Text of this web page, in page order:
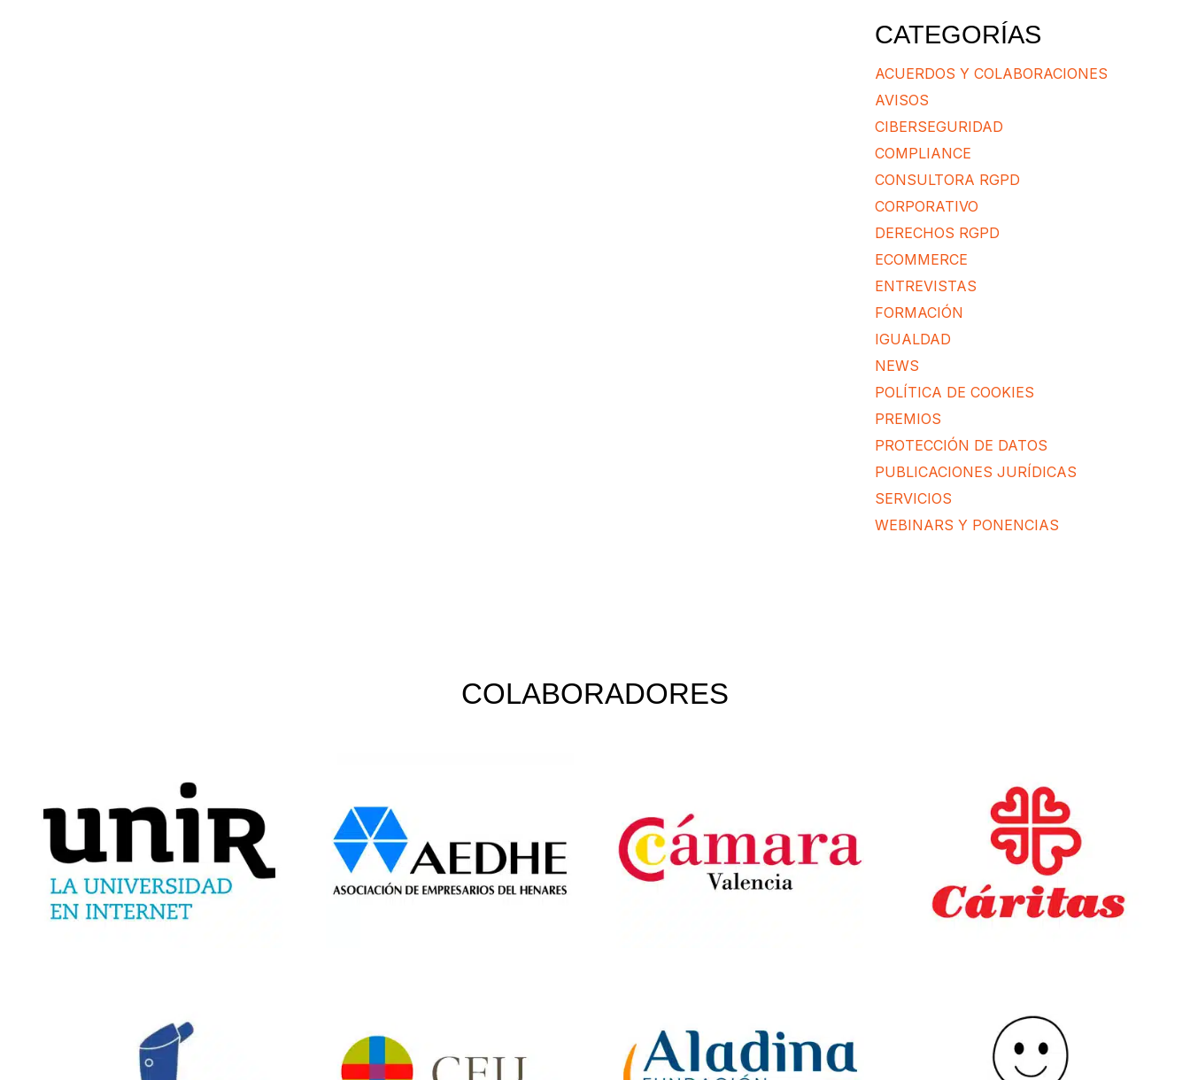
CATEGORÍAS
ACUERDOS Y COLABORACIONES
AVISOS
CIBERSEGURIDAD
COMPLIANCE
CONSULTORA RGPD
CORPORATIVO
DERECHOS RGPD
ECOMMERCE
ENTREVISTAS
FORMACIÓN
IGUALDAD
NEWS
POLÍTICA DE COOKIES
PREMIOS
PROTECCIÓN DE DATOS
PUBLICACIONES JURÍDICAS
SERVICIOS
WEBINARS Y PONENCIAS
COLABORADORES